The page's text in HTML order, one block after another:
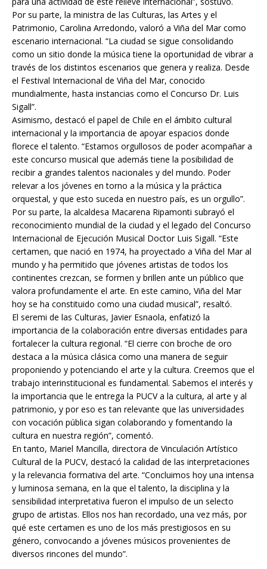
Por su parte, la ministra de las Culturas, las Artes y el
Patrimonio, Carolina Arredondo, valoró a Viña del Mar como
escenario internacional. “La ciudad se sigue consolidando
como un sitio donde la música tiene la oportunidad de vibrar a
través de los distintos escenarios que genera y realiza. Desde
el Festival Internacional de Viña del Mar, conocido
mundialmente, hasta instancias como el Concurso Dr. Luis
Sigall”.
Asimismo, destacó el papel de Chile en el ámbito cultural
internacional y la importancia de apoyar espacios donde
florece el talento. “Estamos orgullosos de poder acompañar a
este concurso musical que además tiene la posibilidad de
recibir a grandes talentos nacionales y del mundo. Poder
relevar a los jóvenes en torno a la música y la práctica
orquestal, y que esto suceda en nuestro país, es un orgullo”.
Por su parte, la alcaldesa Macarena Ripamonti subrayó el
reconocimiento mundial de la ciudad y el legado del Concurso
Internacional de Ejecución Musical Doctor Luis Sigall. “Este
certamen, que nació en 1974, ha proyectado a Viña del Mar al
mundo y ha permitido que jóvenes artistas de todos los
continentes crezcan, se formen y brillen ante un público que
valora profundamente el arte. En este camino, Viña del Mar
hoy se ha constituido como una ciudad musical”, resaltó.
El seremi de las Culturas, Javier Esnaola, enfatizó la
importancia de la colaboración entre diversas entidades para
fortalecer la cultura regional. “El cierre con broche de oro
destaca a la música clásica como una manera de seguir
proponiendo y potenciando el arte y la cultura. Creemos que el
trabajo interinstitucional es fundamental. Sabemos el interés y
la importancia que le entrega la PUCV a la cultura, al arte y al
patrimonio, y por eso es tan relevante que las universidades
con vocación pública sigan colaborando y fomentando la
cultura en nuestra región”, comentó.
En tanto, Mariel Mancilla, directora de Vinculación Artístico
Cultural de la PUCV, destacó la calidad de las interpretaciones
y la relevancia formativa del arte. “Concluimos hoy una intensa
y luminosa semana, en la que el talento, la disciplina y la
sensibilidad interpretativa fueron el impulso de un selecto
grupo de artistas. Ellos nos han recordado, una vez más, por
qué este certamen es uno de los más prestigiosos en su
género, convocando a jóvenes músicos provenientes de
diversos rincones del mundo”.